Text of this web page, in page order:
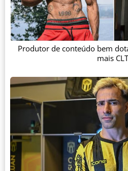
Produtor de conteúdo bem
mais CLT